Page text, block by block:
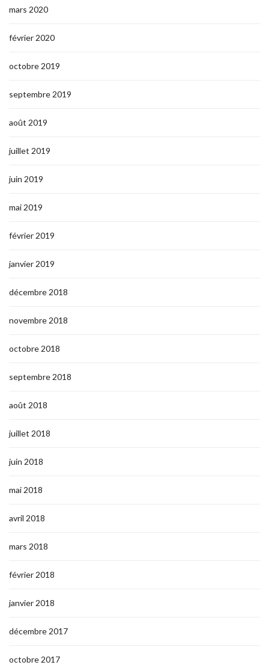
mars 2020
février 2020
octobre 2019
septembre 2019
août 2019
juillet 2019
juin 2019
mai 2019
février 2019
janvier 2019
décembre 2018
novembre 2018
octobre 2018
septembre 2018
août 2018
juillet 2018
juin 2018
mai 2018
avril 2018
mars 2018
février 2018
janvier 2018
décembre 2017
octobre 2017